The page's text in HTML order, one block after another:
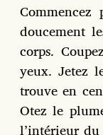
doucement
corps.
yeux. Jetez
trouve en
Otez le
l’intérieur